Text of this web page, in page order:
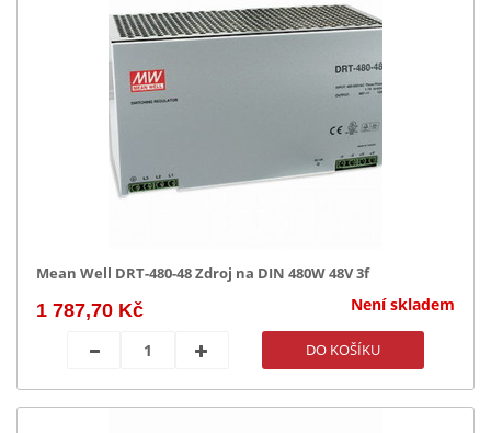
Mean Well DRT-480-48 Zdroj na DIN 480W 48V 3f
1 787,70 Kč Není skladem